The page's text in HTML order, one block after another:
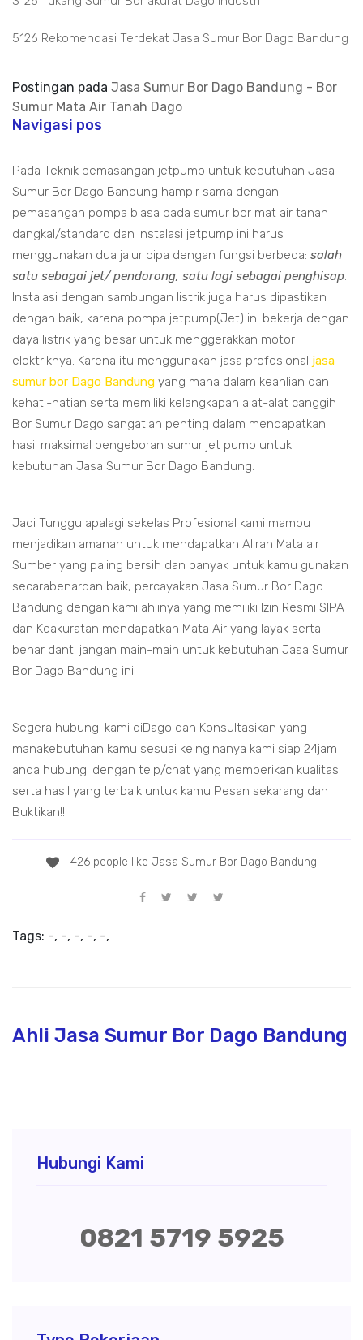
5126 Rekomendasi Terdekat Jasa Sumur Bor Dago Bandung
Postingan pada Jasa Sumur Bor Dago Bandung - Bor
Sumur Mata Air Tanah Dago
Navigasi pos
Pada Teknik pemasangan jetpump untuk kebutuhan Jasa
Sumur Bor Dago Bandung hampir sama dengan
pemasangan pompa biasa pada sumur bor mat air tanah
dangkal/standard dan instalasi jetpump ini harus
menggunakan dua jalur pipa dengan fungsi berbeda: salah
satu sebagai jet/ pendorong, satu lagi sebagai penghisap.
Instalasi dengan sambungan listrik juga harus dipastikan
dengan baik, karena pompa jetpump(Jet) ini bekerja dengan
daya listrik yang besar untuk menggerakkan motor
elektriknya. Karena itu menggunakan jasa profesional jasa
sumur bor Dago Bandung yang mana dalam keahlian dan
kehati-hatian serta memiliki kelangkapan alat-alat canggih
Bor Sumur Dago sangatlah penting dalam mendapatkan
hasil maksimal pengeboran sumur jet pump untuk
kebutuhan Jasa Sumur Bor Dago Bandung.
Jadi Tunggu apalagi sekelas Profesional kami mampu
menjadikan amanah untuk mendapatkan Aliran Mata air
Sumber yang paling bersih dan banyak untuk kamu gunakan
secarabenardan baik, percayakan Jasa Sumur Bor Dago
Bandung dengan kami ahlinya yang memiliki Izin Resmi SIPA
dan Keakuratan mendapatkan Mata Air yang layak serta
benar danti jangan main-main untuk kebutuhan Jasa Sumur
Bor Dago Bandung ini.
Segera hubungi kami diDago dan Konsultasikan yang
manakebutuhan kamu sesuai keinginanya kami siap 24jam
anda hubungi dengan telp/chat yang memberikan kualitas
serta hasil yang terbaik untuk kamu Pesan sekarang dan
Buktikan!!
426 people like Jasa Sumur Bor Dago Bandung
Tags: -, -, -, -, -,
Ahli Jasa Sumur Bor Dago Bandung
Hubungi Kami
0821 5719 5925